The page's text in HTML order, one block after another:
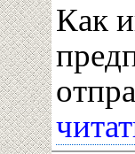
Как